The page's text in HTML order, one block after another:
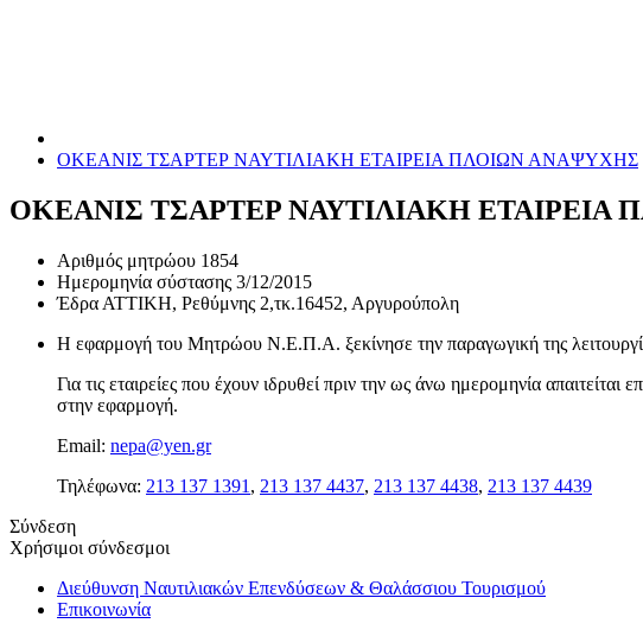
ΟΚΕΑΝΙΣ ΤΣΑΡΤΕΡ ΝΑΥΤΙΛΙΑΚΗ ΕΤΑΙΡΕΙΑ ΠΛΟΙΩΝ ΑΝΑΨΥΧΗΣ
ΟΚΕΑΝΙΣ ΤΣΑΡΤΕΡ ΝΑΥΤΙΛΙΑΚΗ ΕΤΑΙΡΕΙΑ
Αριθμός μητρώου 1854
Ημερομηνία σύστασης 3/12/2015
Έδρα ΑΤΤΙΚΗ, Ρεθύμνης 2,τκ.16452, Αργυρούπολη
Η εφαρμογή του Μητρώου Ν.Ε.Π.Α. ξεκίνησε την παραγωγική της
Για τις εταιρείες που έχουν ιδρυθεί πριν την ως άνω ημερομηνία
στην εφαρμογή.
Email: nepa@yen.gr
Τηλέφωνα: 213 137 1391 , 213 137 4437, 213 137 4438, 213 137 4439
Σύνδεση
Χρήσιμοι σύνδεσμοι
Διεύθυνση Ναυτιλιακών Επενδύσεων & Θαλάσσιου Τουρισμού
Επικοινωνία